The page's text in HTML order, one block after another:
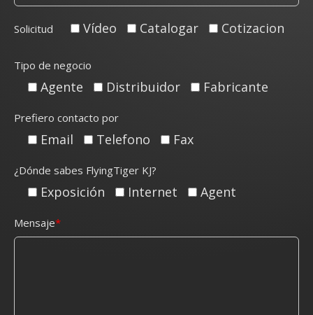
Solicitud Vídeo Catalogar Cotizacion
Tipo de negocio
Agente Distribuidor Fabricante
Prefiero contacto por
Email Telefono Fax
¿Dónde sabes FlyingTiger KJ?
Exposición Internet Agent
Mensaje